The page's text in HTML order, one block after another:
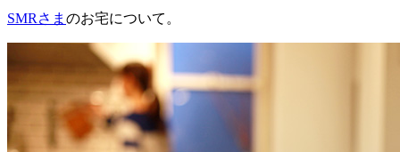
SMRさま のお宅について。